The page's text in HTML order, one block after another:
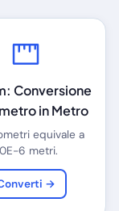
Conversione
in Metro
equivale a
6 metri.
→